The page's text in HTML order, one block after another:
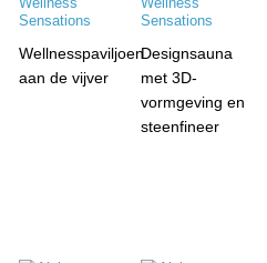
Wellnesspaviljoen
aan de vijver
Designsauna
met 3D-
vormgeving en
steenfineer